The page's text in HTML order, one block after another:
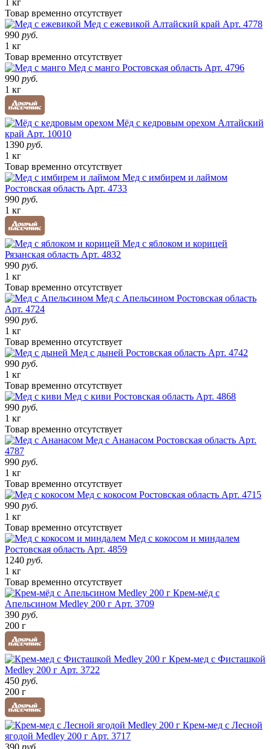
Товар временно отсутствует
Мед с ежевикой Алтайский край Арт. 4778
990 руб.
1 кг
Товар временно отсутствует
Мед с манго Ростовская область Арт. 4796
990 руб.
1 кг
Мёд с кедровым орехом Алтайский
край Арт. 10010
1390 руб.
1 кг
Товар временно отсутствует
Мед с имбирем и лаймом
Ростовская область Арт. 4733
990 руб.
1 кг
Мед с яблоком и корицей
Рязанская область Арт. 4832
990 руб.
1 кг
Товар временно отсутствует
Мед с Апельсином Ростовская область
Арт. 4724
990 руб.
1 кг
Товар временно отсутствует
Мед с дыней Ростовская область Арт. 4742
990 руб.
1 кг
Товар временно отсутствует
Мед с киви Ростовская область Арт. 4868
990 руб.
1 кг
Товар временно отсутствует
Мед с Ананасом Ростовская область Арт.
4787
990 руб.
1 кг
Товар временно отсутствует
Мед с кокосом Ростовская область Арт. 4715
990 руб.
1 кг
Товар временно отсутствует
Мед с кокосом и миндалем
Ростовская область Арт. 4859
1240 руб.
1 кг
Товар временно отсутствует
Крем-мёд с
Апельсином Medley 200 г Арт. 3709
390 руб.
200 г
Крем-мед с Фисташкой
Medley 200 г Арт. 3722
450 руб.
200 г
Крем-мед с Лесной
ягодой Medley 200 г Арт. 3717
390 руб.